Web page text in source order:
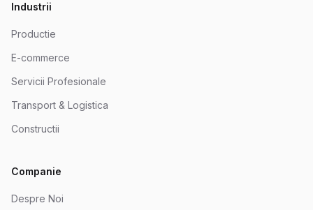
Industrii
Productie
E-commerce
Servicii Profesionale
Transport & Logistica
Constructii
Companie
Despre Noi